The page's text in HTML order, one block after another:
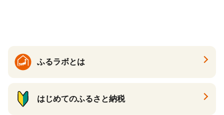
ギフト ふるさと納税 ）
ふるラボとは
はじめてのふるさと納税